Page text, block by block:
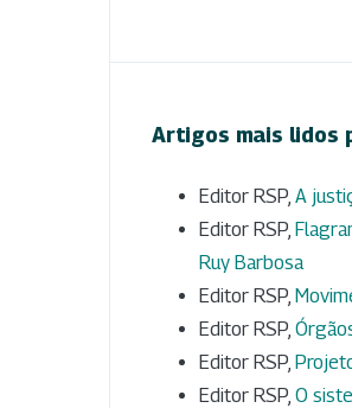
Artigos mais lidos
Editor RSP, A
Editor RSP,
Ruy Barbosa
Editor RSP,
Editor RSP,
Editor RSP,
Editor RSP, O